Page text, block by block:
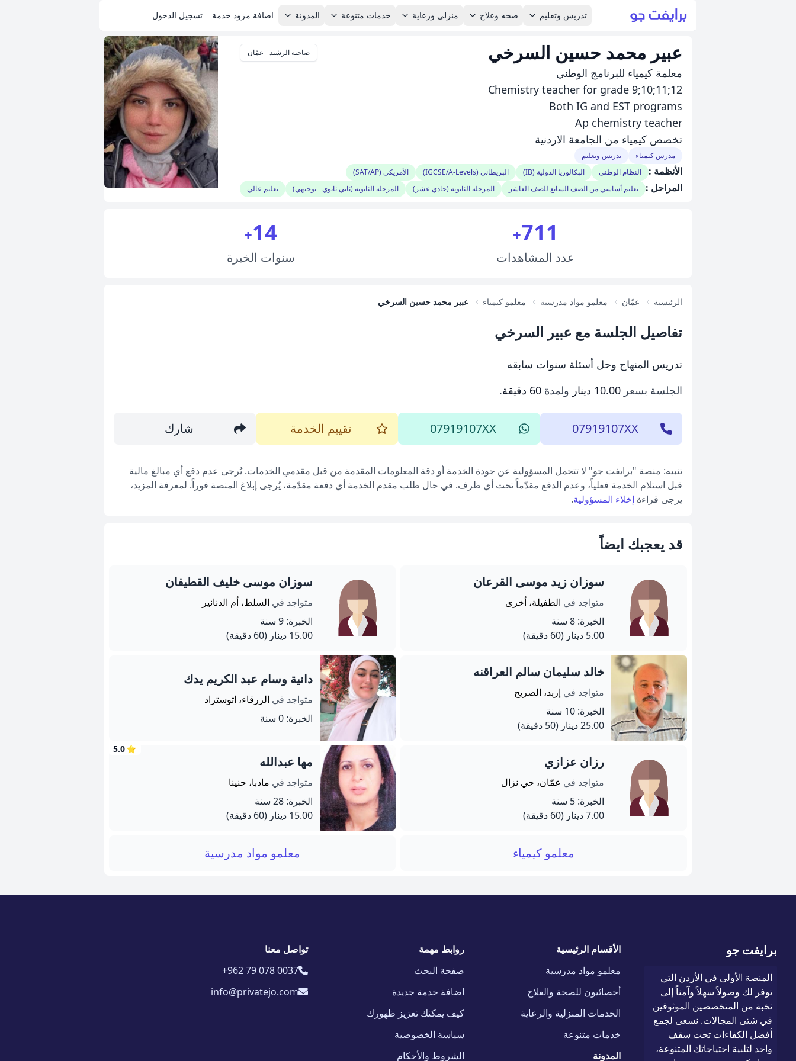
تدريس وتعليم صحه وعلاج منزلي ورعاية خدمات متنوعة المدونة اضافة مزود خدمة تسجيل الدخول
عبير محمد حسين السرخي ضاحية الرشيد - عمّان
معلمة كيمياء للبرنامج الوطني
Chemistry teacher for grade 9;10;11;12
Both IG and EST programs
Ap chemistry teacher
تخصص كيمياء من الجامعة الاردنية
مدرس كيمياء تدريس وتعليم
الأنظمة : النظام الوطني البكالوريا الدولية (IB) البريطاني (IGCSE/A-Levels) الأمريكي (SAT/AP)
المراحل : تعليم أساسي من الصف السابع للصف العاشر المرحلة الثانوية (حادي عشر) المرحلة الثانوية (ثاني ثانوي - توجيهي) تعليم عالي
711
+
عدد المشاهدات
14
+
سنوات الخبرة
الرئيسية عمّان معلمو مواد مدرسية معلمو كيمياء عبير محمد حسين السرخي
تفاصيل الجلسة مع عبير السرخي
تدريس المنهاج وحل أسئلة سنوات سابقه
الجلسة بسعر 10.00 دينار ولمدة 60 دقيقة .
07919107XX
07919107XX تقييم الخدمة شارك
تنبيه: منصة "برايفت جو" لا تتحمل المسؤولية عن جودة الخدمة أو دقة المعلومات المقدمة من قبل مقدمي الخدمات. يُرجى عدم دفع أي مبالغ مالية
قبل استلام الخدمة فعلياً، وعدم الدفع مقدّماً تحت أي ظرف. في حال طلب مقدم الخدمة أي دفعة مقدّمة، يُرجى إبلاغ المنصة فوراً. لمعرفة المزيد،
يرجى قراءة إخلاء المسؤولية.
قد يعجبك ايضاً
سوزان زيد موسى القرعان
متواجد في الطفيلة، أخرى
الخبرة: 8 سنة
5.00 دينار
(60 دقيقة)
سوزان موسى خليف القطيفان
متواجد في السلط، أم الدنانير
الخبرة: 9 سنة
15.00 دينار
(60 دقيقة)
خالد سليمان سالم العراقنه
متواجد في إربد، الصريح
الخبرة: 10 سنة
25.00 دينار
(50 دقيقة)
دانية وسام عبد الكريم يدك
متواجد في الزرقاء، اتوستراد
الخبرة: 0 سنة
رزان عزازي
متواجد في عمّان، حي نزال
الخبرة: 5 سنة
7.00 دينار
(60 دقيقة)
⭐
5.0
مها عبدالله
متواجد في مادبا، حنينا
الخبرة: 28 سنة
15.00 دينار
(60 دقيقة)
معلمو كيمياء معلمو مواد مدرسية
برايفت جو
المنصة الأولى في الأردن التي
توفر لك وصولاً سهلاً وآمناً إلى
نخبة من المتخصصين الموثوقين
في شتى المجالات. نسعى لجمع
أفضل الكفاءات تحت سقف
واحد لتلبية احتياجاتك المتنوعة،
الأقسام الرئيسية
معلمو مواد مدرسية
أخصائيون للصحة والعلاج
الخدمات المنزلية والرعاية
خدمات متنوعة
المدونة
روابط مهمة
صفحة البحث
اضافة خدمة جديدة
كيف يمكنك تعزيز ظهورك
سياسة الخصوصية
الشروط والأحكام
تواصل معنا
+962 79 078 0037
info@privatejo.com